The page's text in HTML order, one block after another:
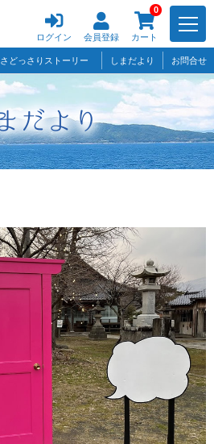
ログイン 会員登録
0
カート
さどっさりストーリー しまだより お問合せ